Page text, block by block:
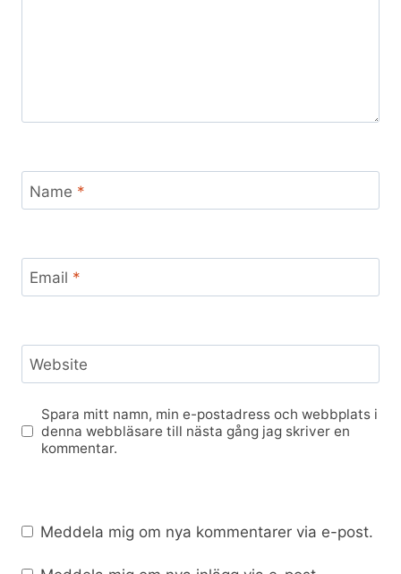
Name *
Email *
Website
Spara mitt namn, min e-postadress och webbplats i
denna webbläsare till nästa gång jag skriver en
kommentar.
Meddela mig om nya kommentarer via e-post.